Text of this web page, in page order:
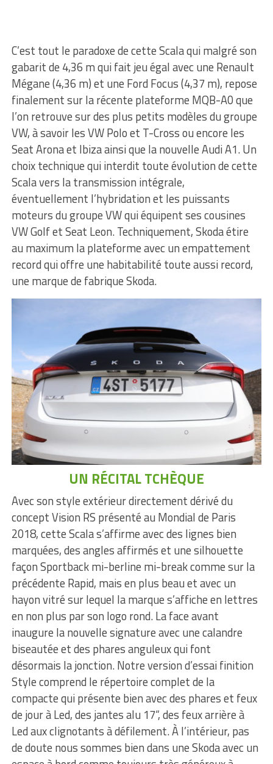
C’est tout le paradoxe de cette Scala qui malgré son
gabarit de 4,36 m qui fait jeu égal avec une Renault
Mégane (4,36 m) et une Ford Focus (4,37 m), repose
finalement sur la récente plateforme MQB-A0 que
l’on retrouve sur des plus petits modèles du groupe
VW, à savoir les VW Polo et T-Cross ou encore les
Seat Arona et Ibiza ainsi que la nouvelle Audi A1. Un
choix technique qui interdit toute évolution de cette
Scala vers la transmission intégrale,
éventuellement l’hybridation et les puissants
moteurs du groupe VW qui équipent ses cousines
VW Golf et Seat Leon. Techniquement, Skoda étire
au maximum la plateforme avec un empattement
record qui offre une habitabilité toute aussi record,
une marque de fabrique Skoda.
UN RÉCITAL TCHÈQUE
Avec son style extérieur directement dérivé du
concept Vision RS présenté au Mondial de Paris
2018, cette Scala s’affirme avec des lignes bien
marquées, des angles affirmés et une silhouette
façon Sportback mi-berline mi-break comme sur la
précédente Rapid, mais en plus beau et avec un
hayon vitré sur lequel la marque s’affiche en lettres
en non plus par son logo rond. La face avant
inaugure la nouvelle signature avec une calandre
biseautée et des phares anguleux qui font
désormais la jonction. Notre version d’essai finition
Style comprend le répertoire complet de la
compacte qui présente bien avec des phares et feux
de jour à Led, des jantes alu 17“, des feux arrière à
Led aux clignotants à défilement. À l’intérieur, pas
de doute nous sommes bien dans une Skoda avec un